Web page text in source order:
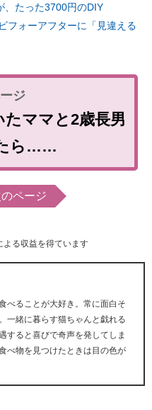
、たった3700円のDIY
ォーアフターに「見違える
ママと2歳長男
ら……
ページ
る収益を得ています
べることが大好き。常に面白そ
一緒に暮らす猫ちゃんと戯れる
すると喜びで奇声を発してしま
べ物を見つけたときは目の色が